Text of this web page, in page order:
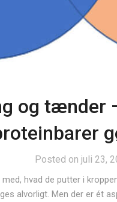
og tænder
Posted on juli 23,
hvad de putter i
alvorligt. Men der er ét